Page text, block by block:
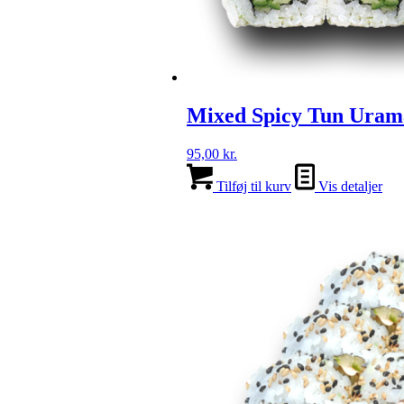
Mixed Spicy Tun
95,00 kr.
Tilføj til kurv Vis detaljer